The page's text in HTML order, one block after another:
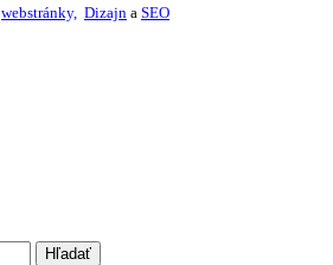
webstránky, Dizajn a SEO
Hľadať